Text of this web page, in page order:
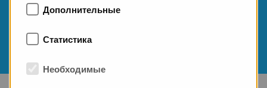
18.10.2023
Prefbeton International Conference 2023 -
Румыния
Дополнительные
Статистика
Необходимые